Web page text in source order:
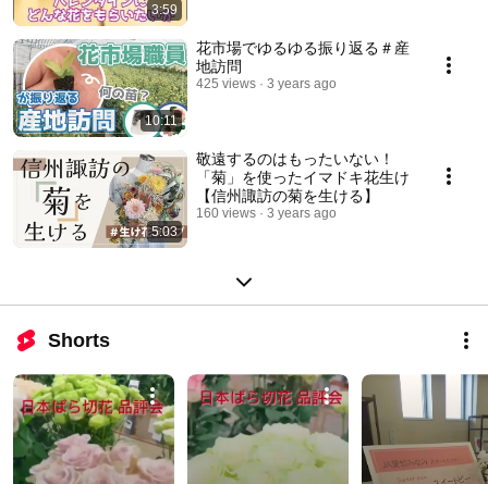
3:59
10:11
花市場でゆるゆる振り返る＃産
地訪問
425 views 3 years ago
5:03
敬遠するのはもったいない！
「菊」を使ったイマドキ花生け
【信州諏訪の菊を生ける】
160 views 3 years ago
Shorts